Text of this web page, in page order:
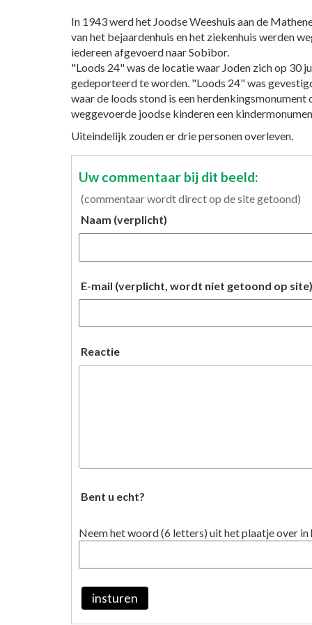
In 1943 werd het Joodse Weeshuis aan de
van het bejaardenhuis en het ziekenhuis werden
iedereen afgevoerd naar Sobibor.
"Loods 24" was de locatie waar Joden zich op 30
gedeporteerd te worden. "Loods 24" was
waar de loods stond is een
weggevoerde joodse kinderen een
Uiteindelijk zouden er drie personen overleven.
Uw commentaar bij dit beeld:
(commentaar wordt direct op de site getoond)
Naam (verplicht)
E-mail (verplicht, wordt niet getoond op site)
Reactie
Bent u echt?
Neem het woord (6 letters) uit het plaatje over
insturen